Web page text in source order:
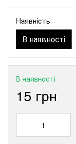
Наявність
В наявності
В наявності
15 грн